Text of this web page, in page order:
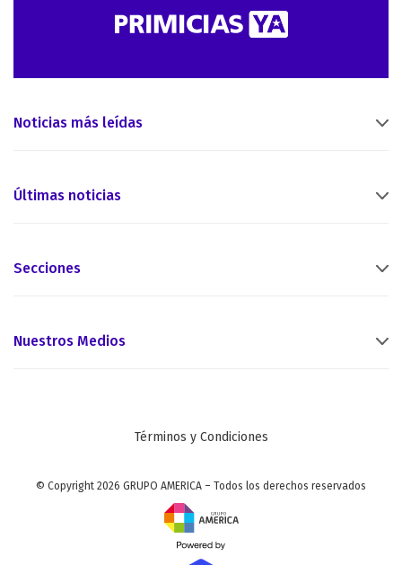
Noticias más leídas
Últimas noticias
Secciones
Nuestros Medios
Términos y Condiciones
© Copyright 2026 GRUPO AMERICA – Todos los derechos reservados